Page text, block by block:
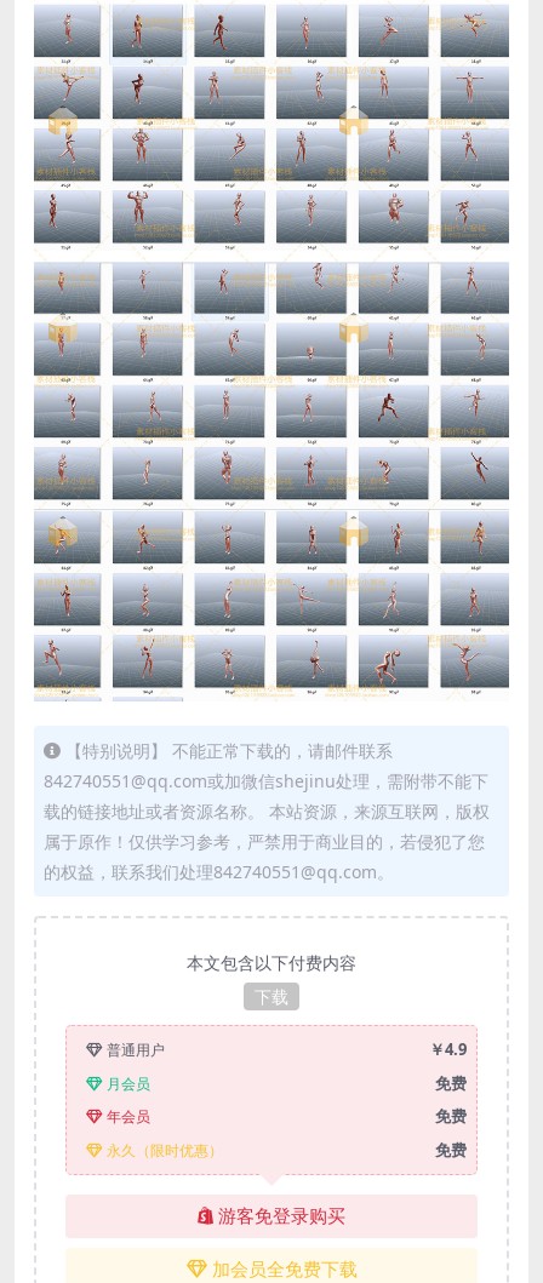
【特别说明】 不能正常下载的，请邮件联系
842740551@qq.com或加微信shejinu处理，需附带不能下
载的链接地址或者资源名称。 本站资源，来源互联网，版权
属于原作！仅供学习参考，严禁用于商业目的，若侵犯了您
的权益，联系我们处理842740551@qq.com。
本文包含以下付费内容
下载
普通用户 ￥4.9
月会员 免费
年会员 免费
永久（限时优惠） 免费
游客免登录购买
加会员全免费下载